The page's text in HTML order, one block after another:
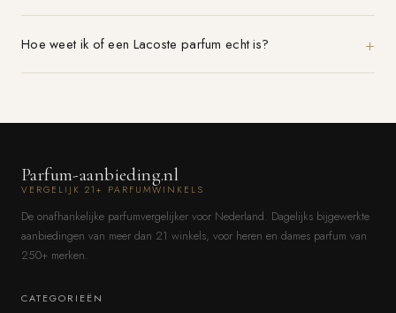
Hoe weet ik of een Lacoste parfum echt is?
Parfum-aanbieding.nl
VERGELIJK 21+ PARFUMWINKELS
De onafhankelijke parfumvergelijker voor Nederland. Dagelijks bijgewerkte
aanbiedingen van meer dan 21 winkels, voor heren en dames parfum van
250+ merken.
CATEGORIEËN